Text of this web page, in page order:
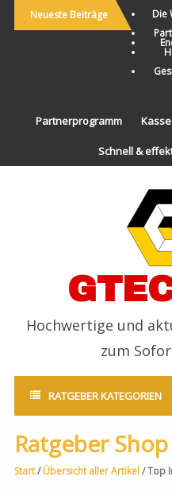
Neueste Beiträge Die
Partnerprogramm Kasse
Schnell &
Hochwertige und
zum
RATGEBER KATEGORIEN
Ratgeber Shop
Start/Übersicht aller Artikel/ Top